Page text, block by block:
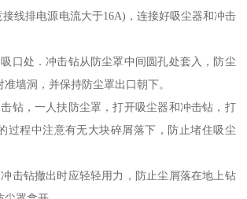
线排电源电流大于16A)，连接好吸尘器和冲击
口处．冲击钻从防尘罩中间圆孔处套入，防尘
墙洞，并保持防尘罩出口朝下。
钻，一人扶防尘罩，打开吸尘器和冲击钻，打
过程中注意有无大块碎屑落下，防止堵住吸尘
击钻撤出时应轻轻用力，防止尘屑落在地上钻